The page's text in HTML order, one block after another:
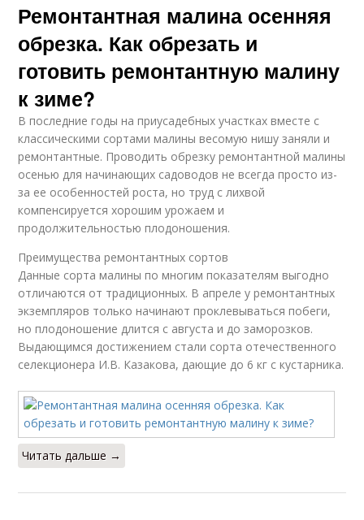
Ремонтантная малина осенняя
обрезка. Как обрезать и
готовить ремонтантную малину
к зиме?
В последние годы на приусадебных участках вместе с
классическими сортами малины весомую нишу заняли и
ремонтантные. Проводить обрезку ремонтантной малины
осенью для начинающих садоводов не всегда просто из-
за ее особенностей роста, но труд с лихвой
компенсируется хорошим урожаем и
продолжительностью плодоношения.
Преимущества ремонтантных сортов
Данные сорта малины по многим показателям выгодно
отличаются от традиционных. В апреле у ремонтантных
экземпляров только начинают проклевываться побеги,
но плодоношение длится с августа и до заморозков.
Выдающимся достижением стали сорта отечественного
селекционера И.В. Казакова, дающие до 6 кг с кустарника.
Читать дальше →